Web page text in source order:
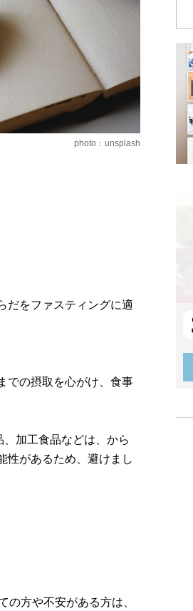
photo：unsplash
だをファスティングに適
での摂取を心がけ、食事
加工食品などは、から
性があるため、避けまし
の方や不安がある方は、